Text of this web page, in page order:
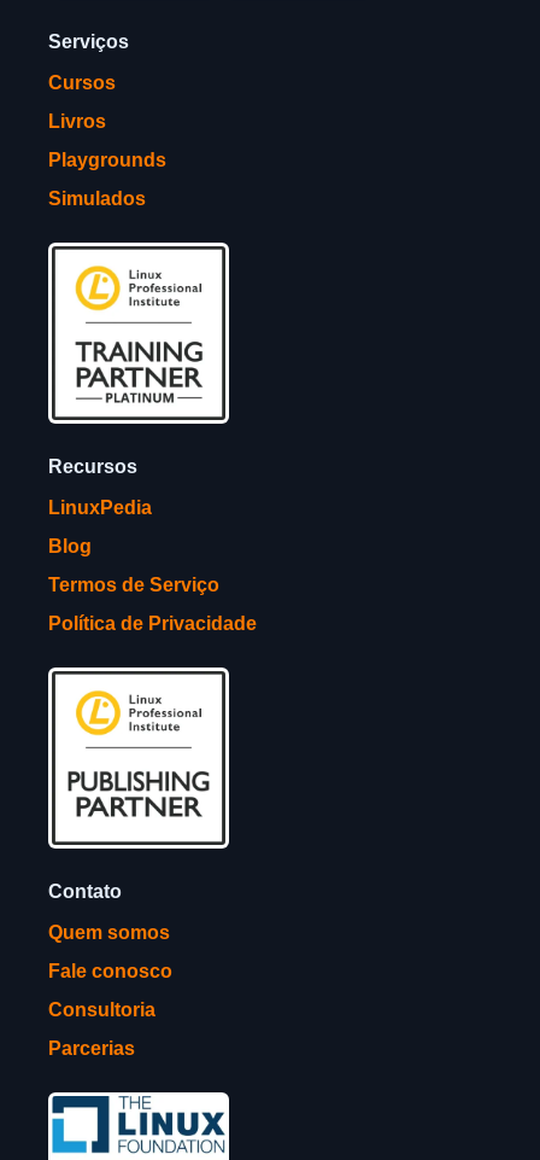
Serviços
Cursos
Livros
Playgrounds
Simulados
Recursos
LinuxPedia
Blog
Termos de Serviço
Política de Privacidade
Contato
Quem somos
Fale conosco
Consultoria
Parcerias